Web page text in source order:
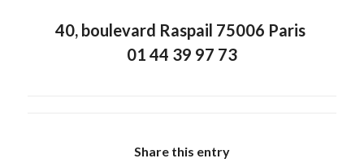
40, boulevard Raspail 75006 Paris
01 44 39 97 73
Share this entry